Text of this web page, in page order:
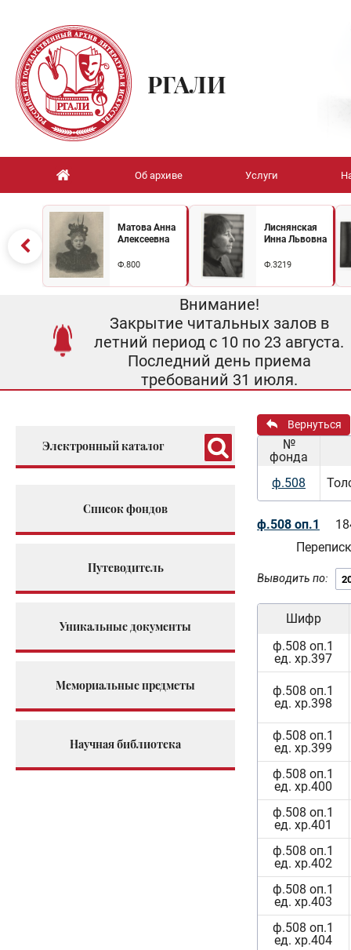
РГАЛИ
Об архиве Услуги
Матова Анна
Алексеевна
Ф.800
Лиснянская
Инна Львовна
Ф.3219
Внимание!
Закрытие читальных залов в
летний период с 10 по 23 августа.
Последний день приема
требований 31 июля.
Электронный каталог
Список фондов
Путеводитель
Уникальные документы
Мемориальные предметы
Научная библиотека
Вернуться
№
фонда
ф.508
ф.508 оп.1
Выводить по:
Шифр
ф.508 оп.1
ед. хр.397
ф.508 оп.1
ед. хр.398
ф.508 оп.1
ед. хр.399
ф.508 оп.1
ед. хр.400
ф.508 оп.1
ед. хр.401
ф.508 оп.1
ед. хр.402
ф.508 оп.1
ед. хр.403
ф.508 оп.1
ед. хр.404